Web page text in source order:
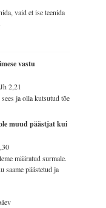
vaid et ise teenida
vastu
2,21
ja olla kutsutud tõe
muud päästjat kui
määratud surmale.
saame päästetud ja